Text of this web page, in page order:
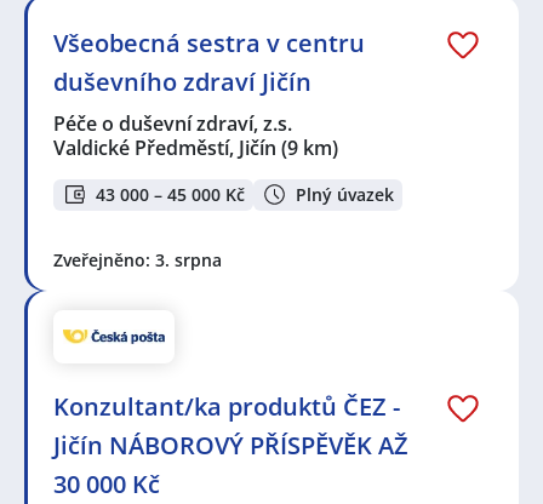
Všeobecná sestra v centru
duševního zdraví Jičín
Péče o duševní zdraví, z.s.
Valdické Předměstí, Jičín (9 km)
43 000 – 45 000 Kč Plný úvazek
Zveřejněno: 3. srpna
Konzultant/ka produktů ČEZ -
Jičín NÁBOROVÝ PŘÍSPĚVĚK AŽ
30 000 Kč